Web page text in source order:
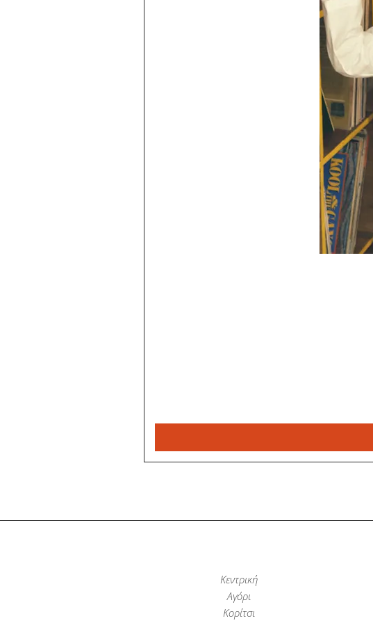
Κεντρική
Αγόρι
Κορίτσι